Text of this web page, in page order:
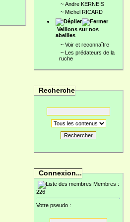
~ Andre KERNEIS
~ Michel RICARD
Veillons sur nos
abeilles
~ Voir et reconnaître
~ Les prédateurs de la
ruche
Recherche
Rechercher
Connexion...
Membres :
226
Votre pseudo :